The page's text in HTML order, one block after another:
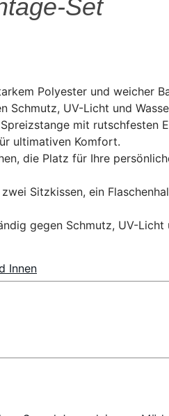
Set
Polyester und weicher
Schmutz, UV-Licht und
mit rutschfesten
ultimativen Komfort.
die Platz für Ihre
Sitzkissen, ein
gegen Schmutz, UV-Licht
Innen